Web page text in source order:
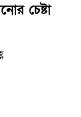
চেষ্টা